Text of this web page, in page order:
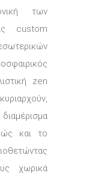
των
custom
zen
και το
χωρικά